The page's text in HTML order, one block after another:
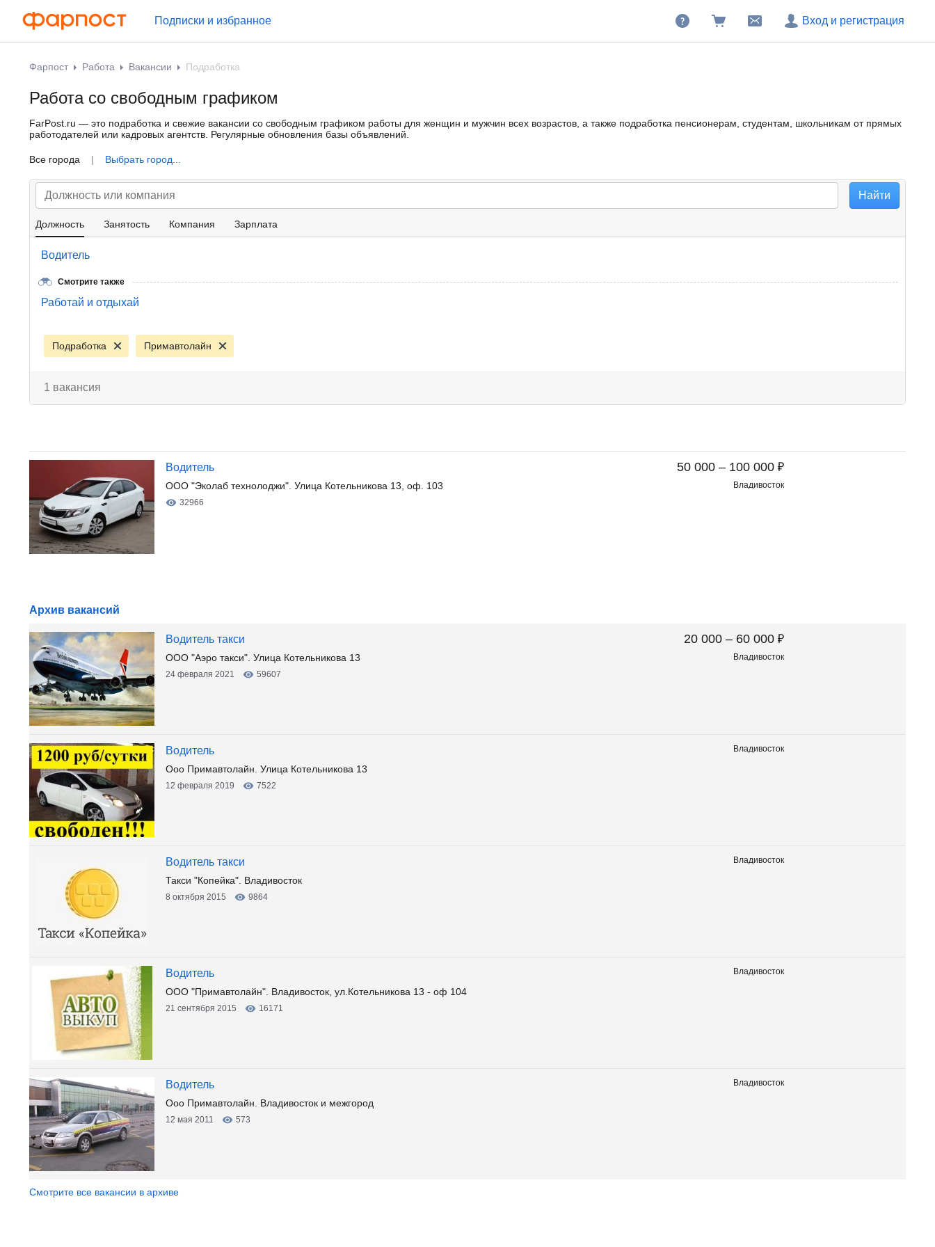
Подписки и избранное Вход и регистрация
Фарпост Работа Вакансии Подработка
Работа со свободным графиком
FarPost.ru — это подработка и свежие вакансии со свободным графиком работы для женщин и мужчин всех возрастов, а также подработка пенсионерам, студентам, школьникам от прямых
работодателей или кадровых агентств. Регулярные обновления базы объявлений.
Все города | Выбрать город...
Должность Занятость Компания Зарплата
Водитель
Смотрите также
Работай и отдыхай
Подработка Примавтолайн
1 вакансия
50 000 – 100 000 ₽
Владивосток
Водитель
ООО "Эколаб технолоджи". Улица Котельникова 13, оф. 103
32966
Архив вакансий
20 000 – 60 000 ₽
Владивосток
Водитель такси
ООО "Аэро такси". Улица Котельникова 13
24 февраля 2021 59607
Владивосток
Водитель
Ооо Примавтолайн. Улица Котельникова 13
12 февраля 2019 7522
Владивосток
Водитель такси
Такси "Копейка". Владивосток
8 октября 2015 9864
Владивосток
Водитель
ООО "Примавтолайн". Владивосток, ул.Котельникова 13 - оф 104
21 сентября 2015 16171
Владивосток
Водитель
Ооо Примавтолайн. Владивосток и межгород
12 мая 2011 573
Смотрите все вакансии в архиве